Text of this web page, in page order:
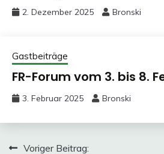
2. Dezember 2025 Bronski
Gastbeiträge
FR-Forum vom 3. bis 8.
3. Februar 2025 Bronski
Voriger Beitrag: